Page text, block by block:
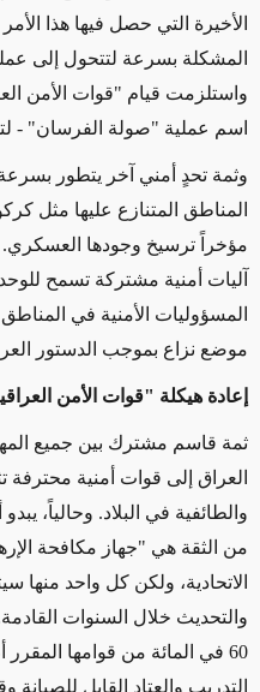
المشكلة بسرعة لتتحول إلى
واستلزمت قيام "قوات الأمن
اسم عملية "صولة الفرسان" -
وثمة تحدٍ أمني آخر يتطور
المناطق المتنازع عليها مثل
مؤخراً ترسيخ وجودها
آليات أمنية مشتركة تسمح
المسؤوليات الأمنية في
موضع نزاع بموجب الدستور
إعادة هيكلة "قوات الأمن
ثمة قاسم مشترك بين جميع
العراق إلى قوات أمنية محترفة
والطائفية في البلاد. وحالياً،
من الثقة هي "جهاز مكافحة
الاتحادية، ولكن كل واحد منها
والتحديث خلال السنوات
60 في المائة من قوامها
التدريب والعتاد القابل